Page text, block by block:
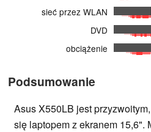
sieć przez WLAN
DVD
obciążenie
Podsumowanie
Asus X550LB jest
się laptopem z ekranem 15,6".